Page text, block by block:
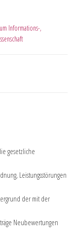
Informations-,
gesetzliche
Leistungsstörungen
der mit der
Neubewertungen